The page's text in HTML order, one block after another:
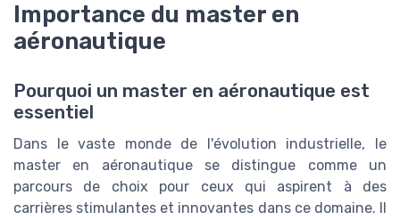
Importance du master en
aéronautique
Pourquoi un master en aéronautique est
essentiel
Dans le vaste monde de l'évolution industrielle, le
master en aéronautique se distingue comme un
parcours de choix pour ceux qui aspirent à des
carrières stimulantes et innovantes dans ce domaine. Il